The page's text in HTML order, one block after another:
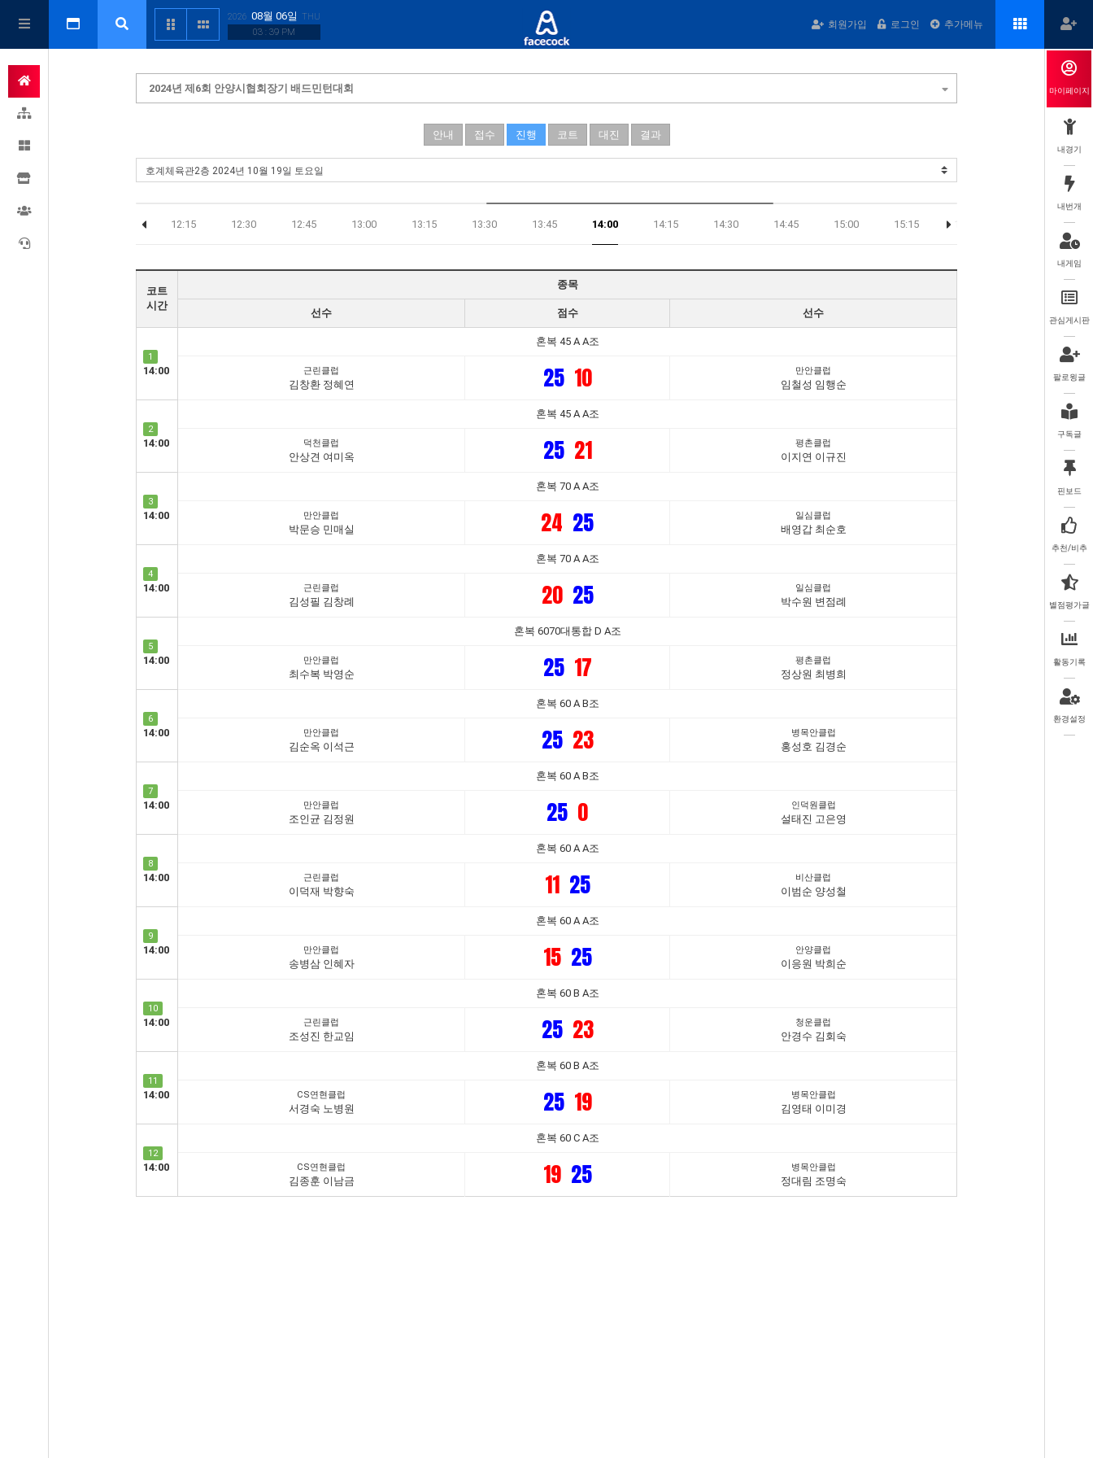
2026 08월 06일
THU
03 : 39 PM
회원가입 로그인 추가메뉴
2024년 제6회 안양시협회장기 배드민턴대회
안내 접수 진행 코트 대진 결과
12:15 12:30 12:45 13:00 13:15 13:30 13:45 14:00 14:15 14:30 14:45 15:00 15:15
코트
시간
종목
선수 점수 선수
1
14:00
혼복 45 A A조
근린클럽
김창환 정혜연 25 10 만안클럽
임철성 임행순
2
14:00
혼복 45 A A조
덕천클럽
안상견 여미옥 25 21 평촌클럽
이지연 이규진
3
14:00
혼복 70 A A조
만안클럽
박문승 민매실 24 25 일심클럽
배영갑 최순호
4
14:00
혼복 70 A A조
근린클럽
김성필 김창례 20 25 일심클럽
박수원 변점례
5
14:00
혼복 6070대통합 D A조
만안클럽
최수복 박영순 25 17 평촌클럽
정상원 최병희
6
14:00
혼복 60 A B조
만안클럽
김순옥 이석근 25 23 병목안클럽
홍성호 김경순
7
14:00
혼복 60 A B조
만안클럽
조인균 김정원 25 0 인덕원클럽
설태진 고은영
8
14:00
혼복 60 A A조
근린클럽
이덕재 박향숙 11 25 비산클럽
이범순 양성철
9
14:00
혼복 60 A A조
만안클럽
송병삼 인혜자 15 25 안양클럽
이응원 박희순
10
14:00
혼복 60 B A조
근린클럽
조성진 한교임 25 23 청운클럽
안경수 김회숙
11
14:00
혼복 60 B A조
CS연현클럽
서경숙 노병원 25 19 병목안클럽
김영태 이미경
12
14:00
혼복 60 C A조
CS연현클럽
김종훈 이남금 19 25 병목안클럽
정대림 조명숙
마이페이지
내경기
내번개
내게임
관심게시판
팔로윙글
구독글
핀보드
추천/비추
별점평가글
활동기록
환경설정